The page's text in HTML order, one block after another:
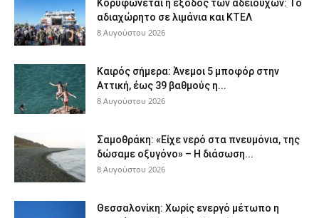
Κορυφώνεται η έξοδος των αδειούχων: Το
αδιαχώρητο σε λιμάνια και ΚΤΕΛ
8 Αυγούστου 2026
Καιρός σήμερα: Άνεμοι 5 μποφόρ στην
Αττική, έως 39 βαθμούς η...
8 Αυγούστου 2026
Σαμοθράκη: «Είχε νερό στα πνευμόνια, της
δώσαμε οξυγόνο» – Η διάσωση...
8 Αυγούστου 2026
Θεσσαλονίκη: Χωρίς ενεργό μέτωπο η